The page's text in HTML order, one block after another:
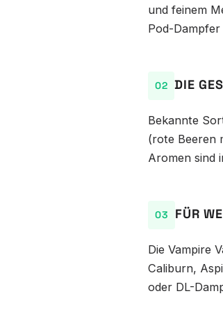
und feinem
Pod-
DIE
Bekannte
(rote Beeren
Aromen sind
FÜR
Die Vampire
Caliburn,
oder DL-